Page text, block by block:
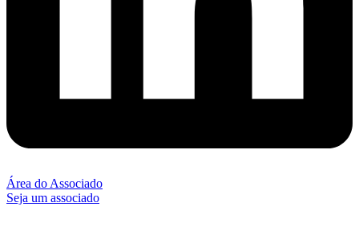
Área do Associado
Seja um associado